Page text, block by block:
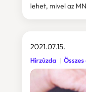
lehet, mivel az
2021.07.15.
Hírzúzda Összes